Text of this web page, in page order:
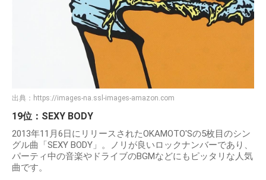
出典： https://images-na.ssl-images-amazon.com
19位：SEXY BODY
2013年11月6日にリリースされたOKAMOTO'Sの5枚目のシン
グル曲「SEXY BODY」。ノリが良いロックナンバーであり、
パーティ中の音楽やドライブのBGMなどにもピッタリな人気
曲です。